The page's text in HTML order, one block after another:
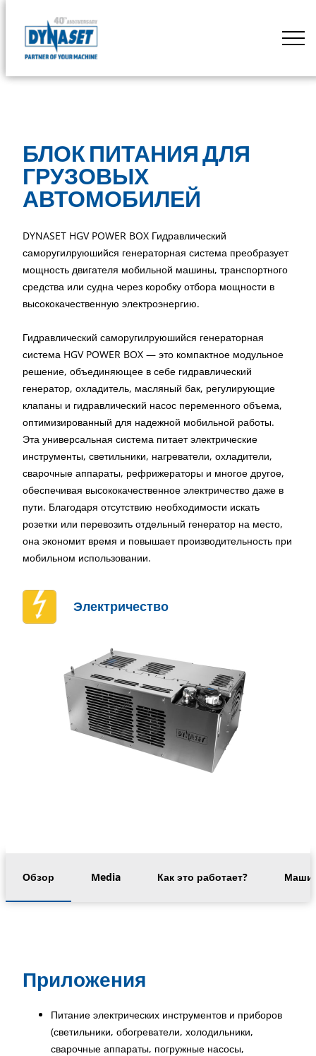
content
DYNASET
by
БЛОК ПИТАНИЯ ДЛЯ
ГРУЗОВЫХ
АВТОМОБИЛЕЙ
DYNASET HGV POWER BOX Гидравлический
саморугилруюшийся генераторная система преобразует
мощность двигателя мобильной машины, транспортного
средства или судна через коробку отбора мощности в
высококачественную электроэнергию.
Гидравлический саморугилруюшийся генераторная
система HGV POWER BOX — это компактное модульное
решение, объединяющее в себе гидравлический
генератор, охладитель, масляный бак, регулирующие
клапаны и гидравлический насос переменного объема,
оптимизированный для надежной мобильной работы.
Эта универсальная система питает электрические
инструменты, светильники, нагреватели, охладители,
сварочные аппараты, рефрижераторы и многое другое,
обеспечивая высококачественное электричество даже в
пути. Благодаря отсутствию необходимости искать
розетки или перевозить отдельный генератор на место,
она экономит время и повышает производительность при
мобильном использовании.
Электричество
Обзор Media Как это работает?
Приложения
Питание электрических инструментов и приборов
(светильники, обогреватели, холодильники,
сварочные аппараты, погружные насосы,